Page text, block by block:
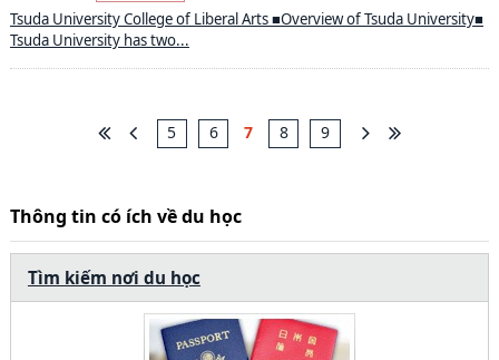
Tsuda University College of Liberal Arts ■Overview of Tsuda University■
Tsuda University has two...
5 6 7 8 9
Thông tin có ích về du học
Tìm kiếm nơi du học